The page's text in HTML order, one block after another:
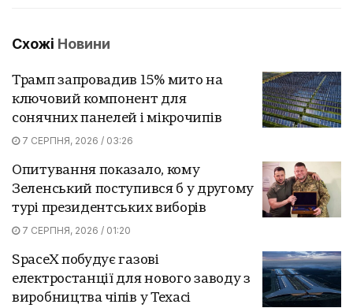
Схожі Новини
Трамп запровадив 15% мито на
ключовий компонент для
сонячних панелей і мікрочипів
7 СЕРПНЯ, 2026 / 03:26
Опитування показало, кому
Зеленський поступився б у другому
турі президентських виборів
7 СЕРПНЯ, 2026 / 01:20
SpaceX побудує газові
електростанції для нового заводу з
виробництва чіпів у Техасі